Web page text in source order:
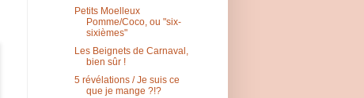
Petits Moelleux
Pomme/Coco, ou "six-
sixièmes"
Les Beignets de Carnaval,
bien sûr !
5 révélations / Je suis ce
que je mange ?!?